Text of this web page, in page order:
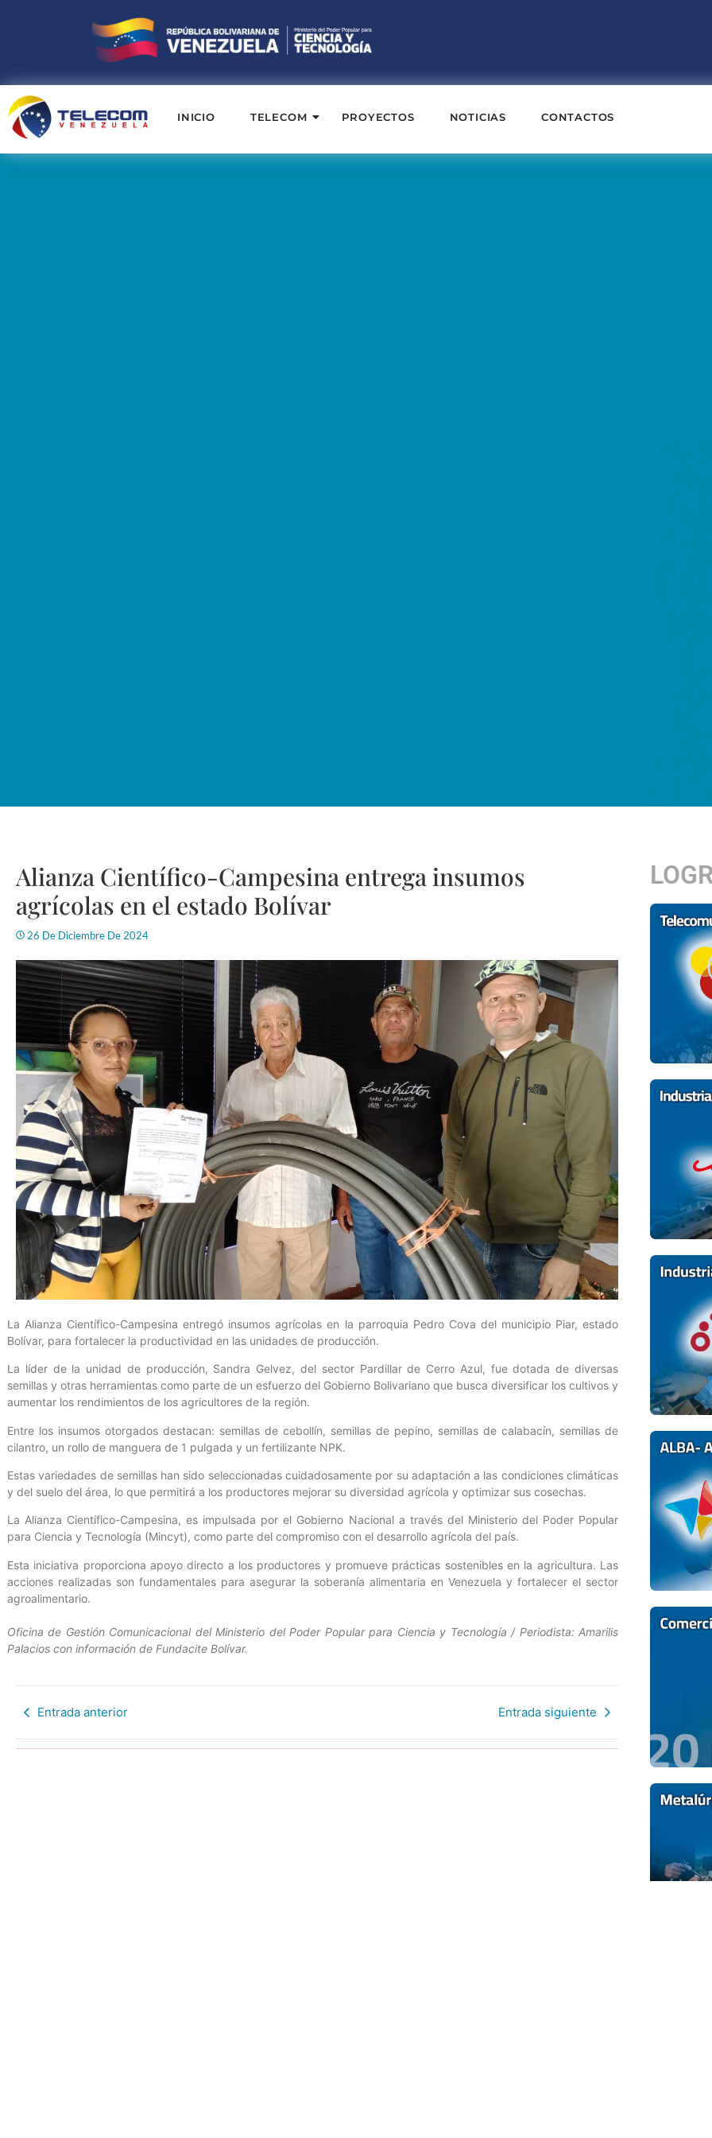
INICIO TELECOM PROYECTOS NOTICIAS CONTACTOS
Alianza Científico-Campesina entrega insumos
agrícolas en el estado Bolívar
26 De Diciembre De 2024
La Alianza Científico-Campesina entregó insumos agrícolas en la parroquia Pedro Cova del municipio Piar, estado
Bolívar, para fortalecer la productividad en las unidades de producción.
La líder de la unidad de producción, Sandra Gelvez, del sector Pardillar de Cerro Azul, fue dotada de diversas
semillas y otras herramientas como parte de un esfuerzo del Gobierno Bolivariano que busca diversificar los cultivos y
aumentar los rendimientos de los agricultores de la región.
Entre los insumos otorgados destacan: semillas de cebollín, semillas de pepino, semillas de calabacín, semillas de
cilantro, un rollo de manguera de 1 pulgada y un fertilizante NPK.
Estas variedades de semillas han sido seleccionadas cuidadosamente por su adaptación a las condiciones climáticas
y del suelo del área, lo que permitirá a los productores mejorar su diversidad agrícola y optimizar sus cosechas.
La Alianza Científico-Campesina, es impulsada por el Gobierno Nacional a través del Ministerio del Poder Popular
para Ciencia y Tecnología (Mincyt), como parte del compromiso con el desarrollo agrícola del país.
Esta iniciativa proporciona apoyo directo a los productores y promueve prácticas sostenibles en la agricultura. Las
acciones realizadas son fundamentales para asegurar la soberanía alimentaria en Venezuela y fortalecer el sector
agroalimentario.
Oficina de Gestión Comunicacional del Ministerio del Poder Popular para Ciencia y Tecnología / Periodista: Amarilis
Palacios con información de Fundacite Bolívar.
Entrada anterior Entrada siguiente